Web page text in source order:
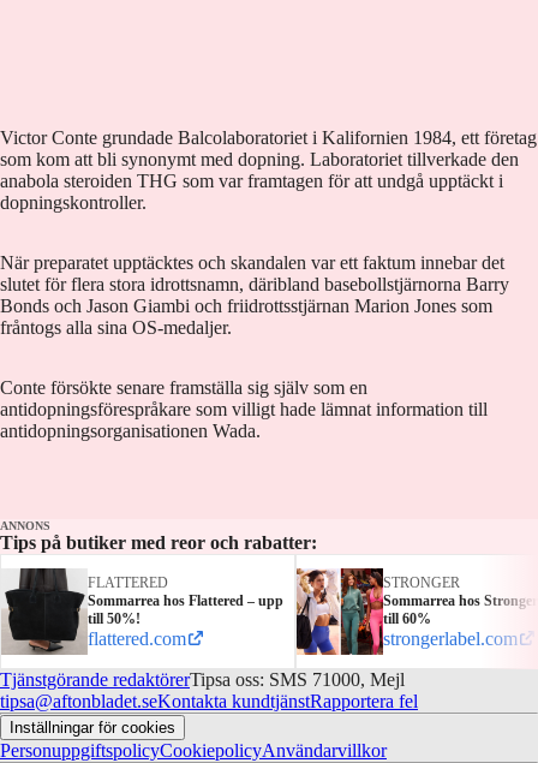
Victor Conte grundade Balcolaboratoriet i Kalifornien 1984, ett företag
som kom att bli synonymt med dopning. Laboratoriet tillverkade den
anabola steroiden THG som var framtagen för att undgå upptäckt i
dopningskontroller.
När preparatet upptäcktes och skandalen var ett faktum innebar det
slutet för flera stora idrottsnamn, däribland basebollstjärnorna Barry
Bonds och Jason Giambi och friidrottsstjärnan Marion Jones som
fråntogs alla sina OS-medaljer.
Conte försökte senare framställa sig själv som en
antidopningsförespråkare som villigt hade lämnat information till
antidopningsorganisationen Wada.
ANNONS
Tips på butiker med reor och rabatter:
FLATTERED
Sommarrea hos Flattered – upp
till 50%!
flattered.com
STRONGER
Sommarrea hos
till 60%
strongerlabel.com
Tjänstgörande redaktörerTipsa oss: SMS 71000, Mejl
tipsa@aftonbladet.seKontakta kundtjänstRapportera fel
Inställningar för cookies
PersonuppgiftspolicyCookiepolicyAnvändarvillkor